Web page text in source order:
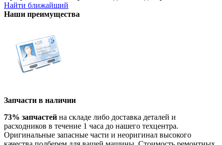
Найти ближайший
Наши преимущества
Запчасти в наличии
73% запчастей на складе либо доставка деталей и
расходников в течение 1 часа до нашего техцентра.
Оригинальные запасные части и неоригинал высокого